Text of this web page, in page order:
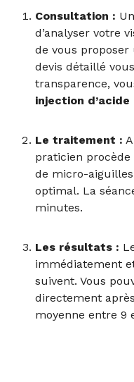
Consultation :
d’analyser votre
de vous
devis détaillé
transparence,
injection
Le traitement :
praticien procède
de micro-
optimal. La
minutes.
Les résultats :
immédiatement
suivent. Vous
directement
moyenne entre 9